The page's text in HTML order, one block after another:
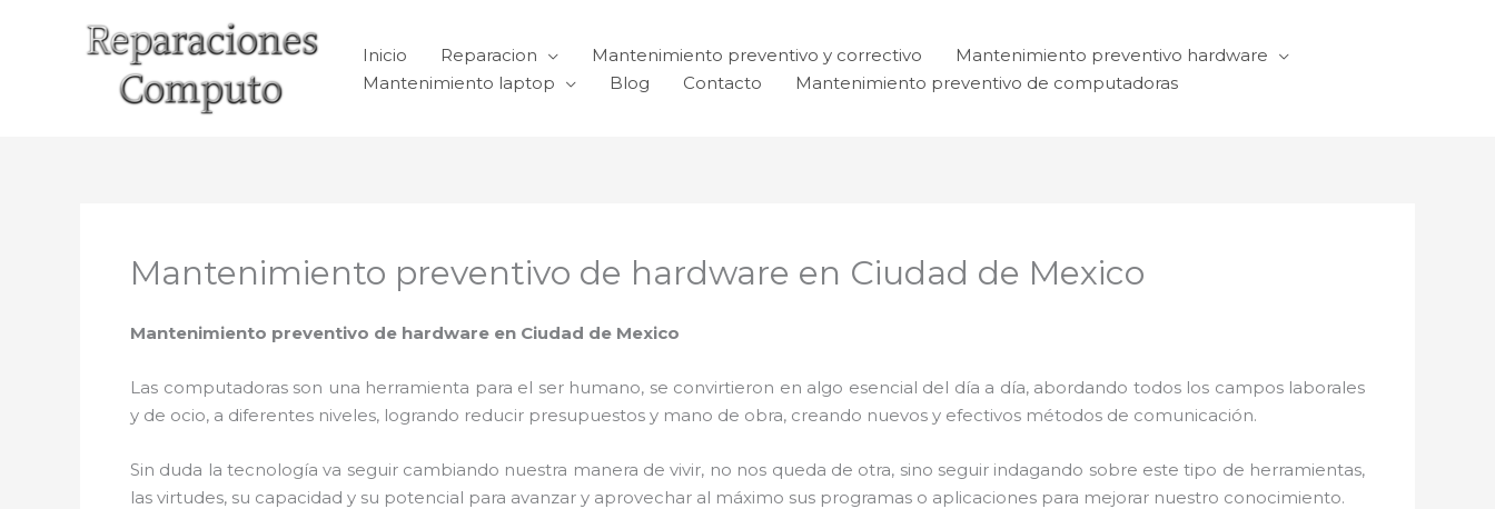
Inicio Reparacion Mantenimiento preventivo y correctivo
Mantenimiento preventivo hardware
Mantenimiento laptop
Blog Contacto Mantenimiento preventivo de computadoras
Mantenimiento preventivo de hardware en Ciudad de Mexico
Mantenimiento preventivo de hardware en Ciudad de Mexico
Las computadoras son una herramienta para el ser humano, se convirtieron en algo esencial del día a día, abordando todos los campos laborales
y de ocio, a diferentes niveles, logrando reducir presupuestos y mano de obra, creando nuevos y efectivos métodos de comunicación.
Sin duda la tecnología va seguir cambiando nuestra manera de vivir, no nos queda de otra, sino seguir indagando sobre este tipo de herramientas,
las virtudes, su capacidad y su potencial para avanzar y aprovechar al máximo sus programas o aplicaciones para mejorar nuestro conocimiento.